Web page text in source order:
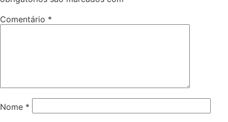
Comentário *
Nome *